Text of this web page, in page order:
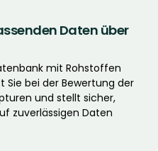
Daten über
mit Rohstoffen
bei der Bewertung der
und stellt sicher,
zuverlässigen Daten